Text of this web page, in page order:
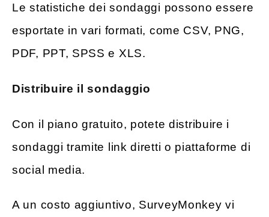
Le statistiche dei sondaggi possono essere
esportate in vari formati, come CSV, PNG,
PDF, PPT, SPSS e XLS.
Distribuire il sondaggio
Con il piano gratuito, potete distribuire i
sondaggi tramite link diretti o piattaforme di
social media.
A un costo aggiuntivo, SurveyMonkey vi